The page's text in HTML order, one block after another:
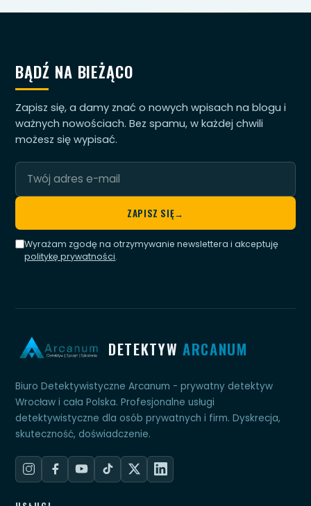
BĄDŹ NA BIEŻĄCO
Zapisz się, a damy znać o nowych wpisach na blogu i
ważnych nowościach. Bez spamu, w każdej chwili
możesz się wypisać.
Twój
adres
e-
ZAPISZ SIĘ→
Wyrażam zgodę na otrzymywanie newslettera i akceptuję
politykę prywatności.
DETEKTYW ARCANUM
Biuro Detektywistyczne Arcanum - prywatny detektyw
Wrocław i cała Polska. Profesjonalne usługi
detektywistyczne dla osób prywatnych i firm. Dyskrecja,
skuteczność, doświadczenie.